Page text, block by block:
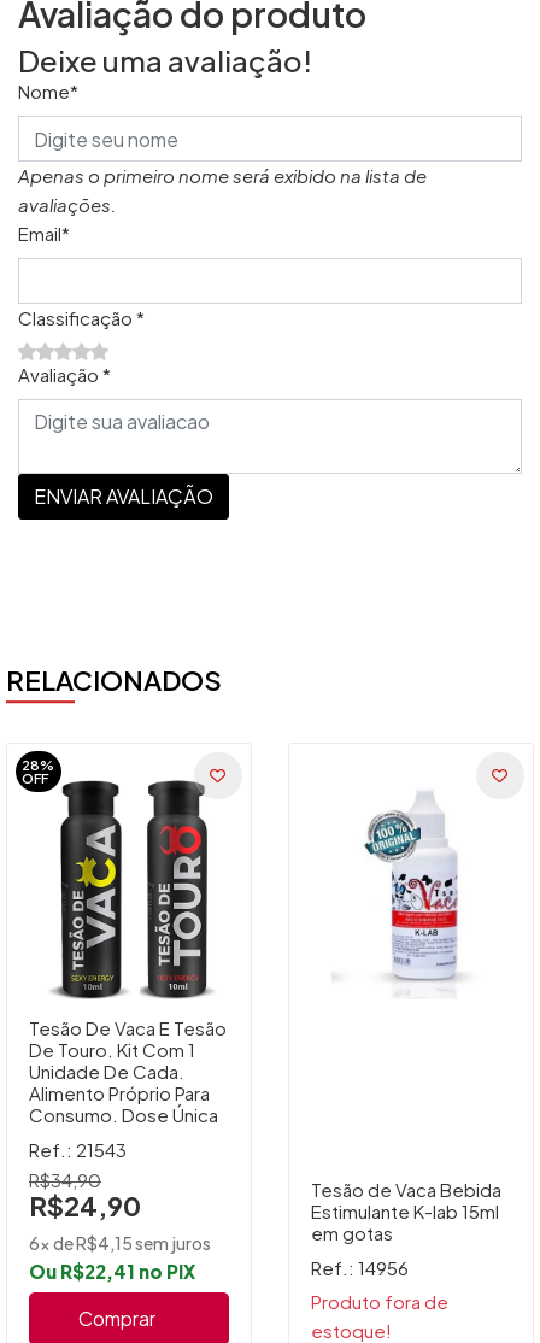
Avaliação do produto
Deixe uma avaliação!
Nome*
Apenas o primeiro nome será exibido na lista de
avaliações.
Email*
Classificação *
Avaliação *
ENVIAR AVALIAÇÃO
RELACIONADOS
28%
OFF
Tesão De Vaca E Tesão
De Touro. Kit Com 1
Unidade De Cada.
Alimento Próprio Para
Consumo. Dose Única
Ref.: 21543
R$34,90
R$24,90
6x de R$4,15 sem juros
Ou R$22,41 no PIX
Comprar
Tesão de Vaca Bebida
Estimulante K-lab 15ml
em gotas
Ref.: 14956
Produto fora de
estoque!